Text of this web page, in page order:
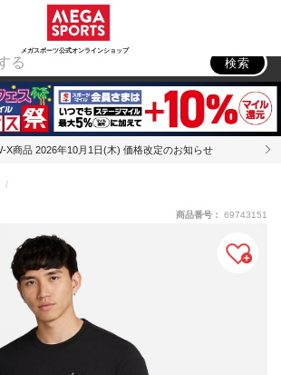
メガスポーツ公式オンラインショップ
アウトドア
検索
X商品 2026年10月1日(木) 価格改定のお知らせ
商品番号： 69743151